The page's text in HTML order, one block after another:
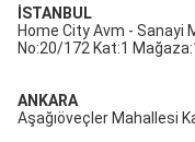
İSTANBUL
Home City Avm - Sanayi
No:20/172 Kat:1
ANKARA
Aşağıöveçler Mahallesi